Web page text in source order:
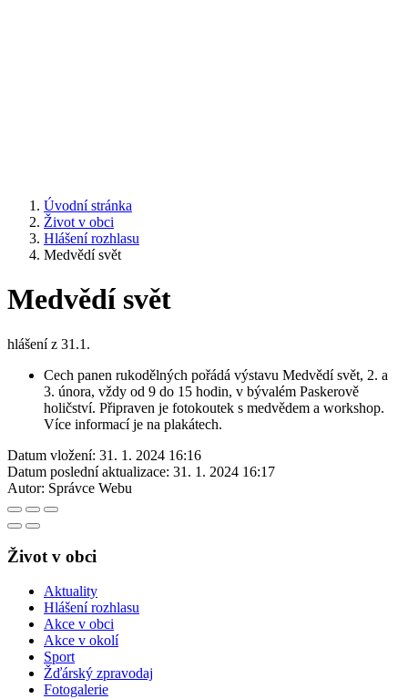
Úvodní stránka
Život v obci
Hlášení rozhlasu
Medvědí svět
Medvědí svět
hlášení z 31.1.
Cech panen rukodělných pořádá výstavu Medvědí svět, 2. a
3. února, vždy od 9 do 15 hodin, v bývalém Paskerově
holičství. Připraven je fotokoutek s medvědem a workshop.
Více informací je na plakátech.
Datum vložení: 31. 1. 2024 16:16
Datum poslední aktualizace: 31. 1. 2024 16:17
Autor: Správce Webu
Život v obci
Aktuality
Hlášení rozhlasu
Akce v obci
Akce v okolí
Sport
Žďárský zpravodaj
Fotogalerie